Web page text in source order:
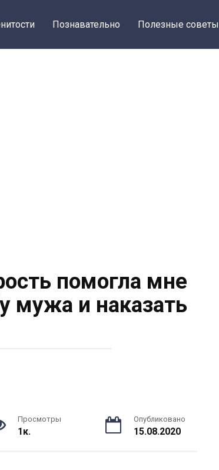
Познавательно Полезные советы
помогла мне
мужа и наказать
Просмотры
1к.
Опубликовано
15.08.2020